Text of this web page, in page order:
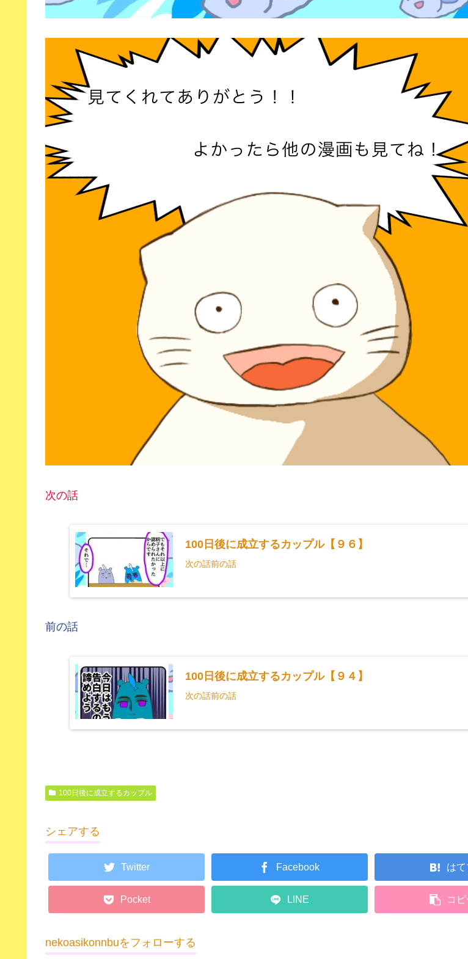
次の話
100日後に成立するカップル【９６】
次の話前の話
前の話
100日後に成立するカップル【９４】
次の話前の話
100日後に成立するカップル
シェアする
Twitter Facebook はて
Pocket LINE コピ
nekoasikonnbuをフォローする